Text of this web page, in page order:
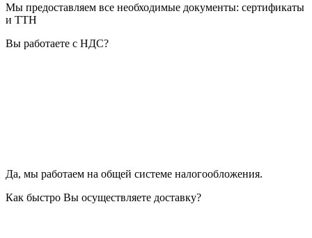
Мы предоставляем все необходимые документы: сертификаты
и ТТН
Вы работаете с НДС?
Да, мы работаем на общей системе налогообложения.
Как быстро Вы осуществляете доставку?